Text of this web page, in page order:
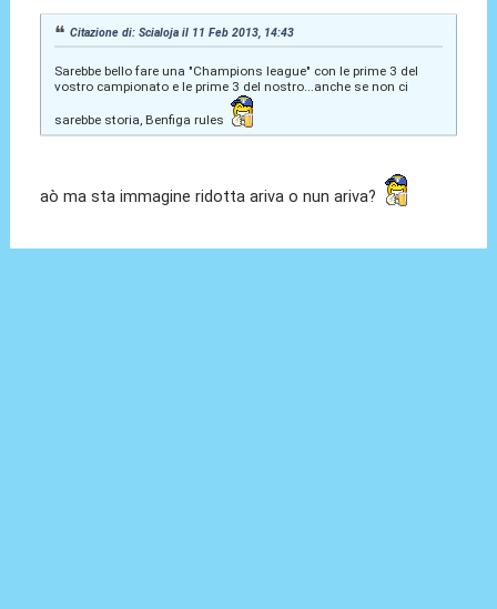
Citazione di: Scialoja il 11 Feb 2013, 14:43
Sarebbe bello fare una "Champions league" con le prime 3 del
vostro campionato e le prime 3 del nostro...anche se non ci
sarebbe storia, Benfiga rules
aò ma sta immagine ridotta ariva o nun ariva?